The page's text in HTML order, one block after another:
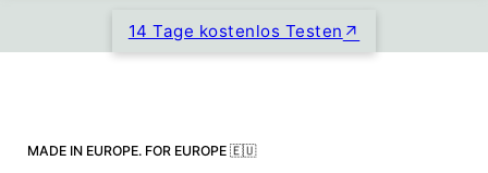
14 Tage kostenlos Testen
MADE IN EUROPE. FOR EUROPE 🇪🇺